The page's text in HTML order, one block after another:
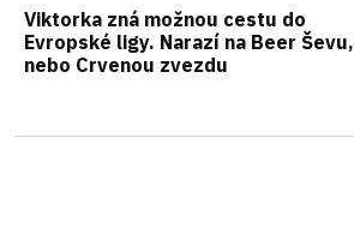
Viktorka zná možnou cestu do
Evropské ligy. Narazí na Beer Ševu,
nebo Crvenou zvezdu